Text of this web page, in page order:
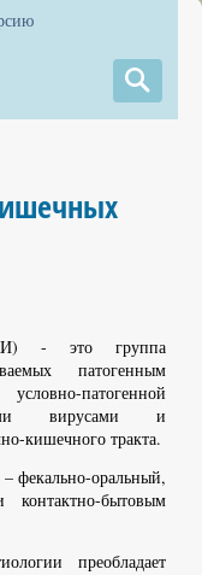
- это группа
патогенным
патогенной
вирусами и
кишечного тракта.
фекально-оральный,
бытовым
преобладает